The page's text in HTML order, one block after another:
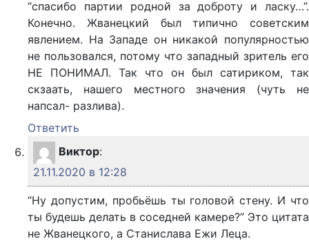
“спасибо партии родной за доброту и ласку…”.
Конечно. Жванецкий был типично советским
явлением. На Западе он никакой популярностью
не пользовался, потому что западный зритель его
НЕ ПОНИМАЛ. Так что он был сатириком, так
скзаать, нашего местного значения (чуть не
напсал- разлива).
Ответить
Виктор:
21.11.2020 в 12:28
“Ну допустим, пробьёшь ты головой стену. И что
ты будешь делать в соседней камере?” Это цитата
не Жванецкого, а Станислава Ежи Леца.